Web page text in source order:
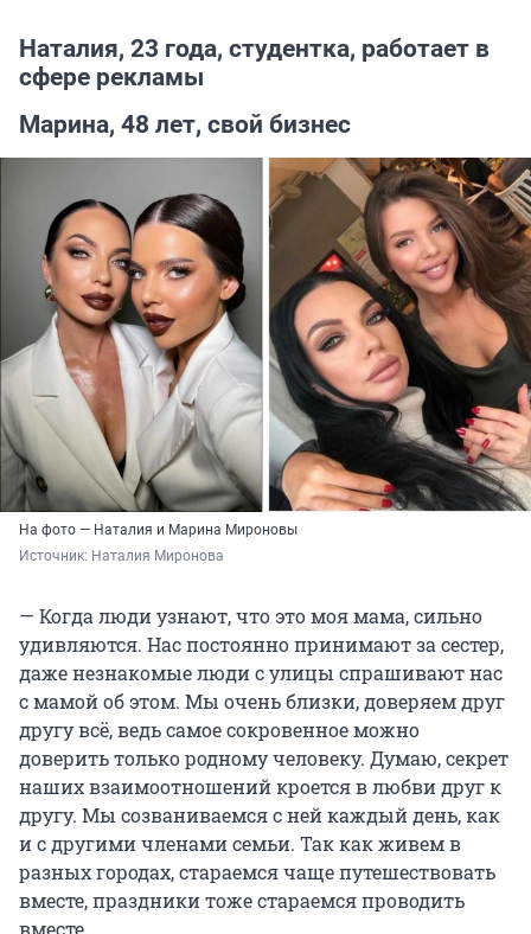
Наталия, 23 года, студентка, работает в
сфере рекламы
Марина, 48 лет, свой бизнес
На фото — Наталия и Марина Мироновы
Источник: Наталия Миронова
— Когда люди узнают, что это моя мама, сильно
удивляются. Нас постоянно принимают за сестер,
даже незнакомые люди с улицы спрашивают нас
с мамой об этом. Мы очень близки, доверяем друг
другу всё, ведь самое сокровенное можно
доверить только родному человеку. Думаю, секрет
наших взаимоотношений кроется в любви друг к
другу. Мы созваниваемся с ней каждый день, как
и с другими членами семьи. Так как живем в
разных городах, стараемся чаще путешествовать
вместе, праздники тоже стараемся проводить
вместе.